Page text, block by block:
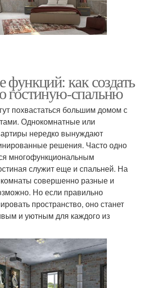
как создать
гостиную-спальню
похвастаться большим домом с
Однокомнатные или
нередко вынуждают
решения. Часто одно
многофункциональным
служит еще и спальней. На
совершенно разные и
Но если правильно
пространство, оно станет
и уютным для каждого из